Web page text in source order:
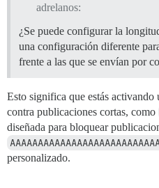
adrelanos:
¿Se puede configurar la
una configuración diferente
frente a las que se envían por
Esto significa que estás activando
contra publicaciones cortas, como
diseñada para bloquear
personalizado.